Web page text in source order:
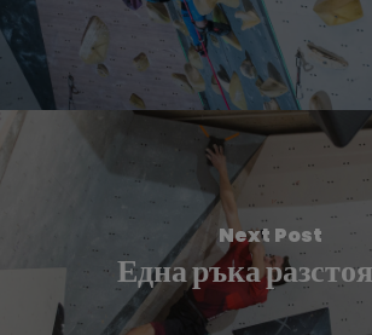
Next Post
Една ръка